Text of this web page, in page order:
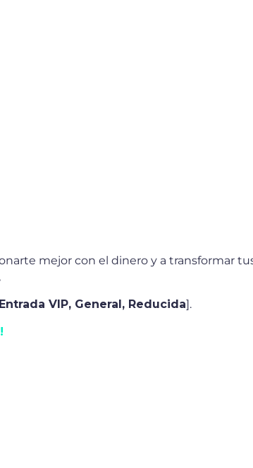
mejor con el dinero y a transformar
Entrada VIP, General, Reducida].